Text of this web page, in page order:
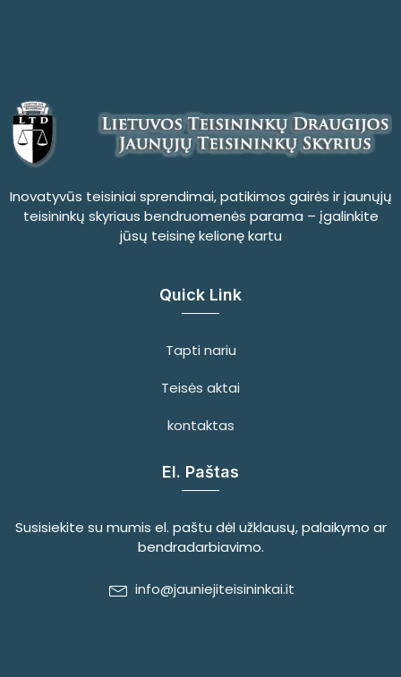
Inovatyvūs teisiniai sprendimai, patikimos gairės ir jaunųjų
teisininkų skyriaus bendruomenės parama – įgalinkite
jūsų teisinę kelionę kartu
Quick Link
Tapti nariu
Teisės aktai
kontaktas
El. Paštas
Susisiekite su mumis el. paštu dėl užklausų, palaikymo ar
bendradarbiavimo.
info@jauniejiteisininkai.it